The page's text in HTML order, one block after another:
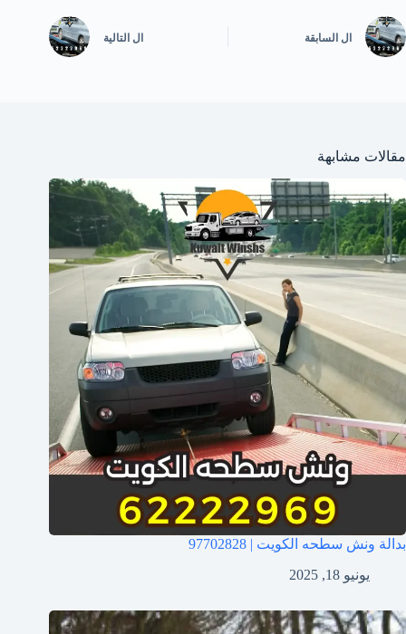
ال السابقة ال التالية
مقالات مشابهة
بدالة ونش سطحه الكويت | 97702828
يونيو 18, 2025